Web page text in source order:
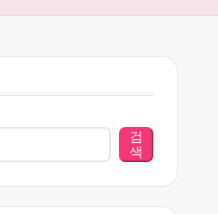
검
색